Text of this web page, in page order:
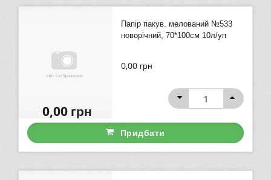
Папір пакув. мелований №533
новорічний, 70*100см 10л/уп
0,00 грн
0,00грн
Придбати